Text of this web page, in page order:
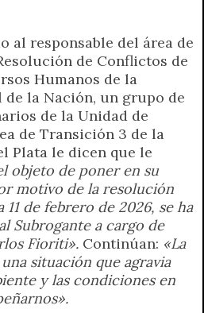
al responsable del área de
de Conflictos de
Humanos de la
la Nación, un grupo de
de la Unidad de
de Transición 3 de la
Plata le dicen que le
objeto de poner en su
motivo de la resolución
de febrero de 2026, se ha
Subrogante a cargo de
Fioriti». Continúan: «La
situación que agravia
y las condiciones en